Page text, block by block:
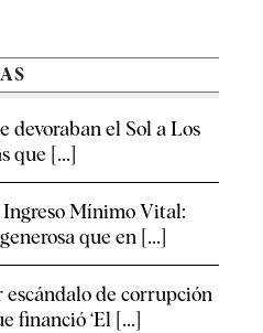
devoraban el Sol a Los
que [...]
Mínimo Vital:
que en [...]
escándalo de corrupción
financió ‘El [...]